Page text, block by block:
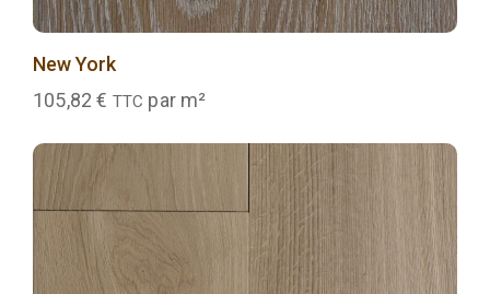
New York
105,82€ TTC par m²